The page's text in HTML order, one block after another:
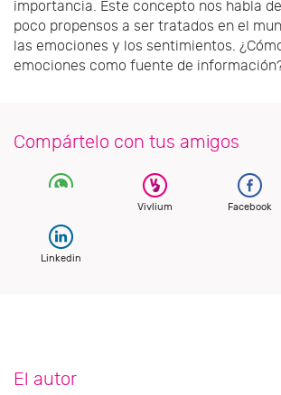
importancia. Este concepto nos habla
poco propensos a ser tratados en el
las emociones y los sentimientos.
emociones como fuente de
Compártelo con tus amigos
Vivlium Facebook
Linkedin
El autor